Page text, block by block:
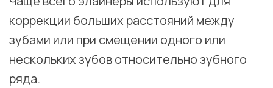
коррекции больших расстояний между
зубами или при смещении одного или
нескольких зубов относительно зубного
ряда.